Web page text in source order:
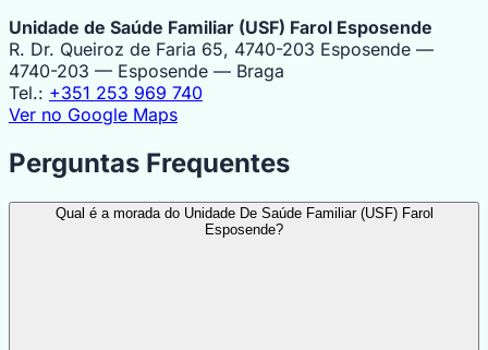
Unidade de Saúde Familiar (USF) Farol Esposende
R. Dr. Queiroz de Faria 65, 4740-203 Esposende —
4740-203 — Esposende — Braga
Tel.: +351 253 969 740
Ver no Google Maps
Perguntas Frequentes
Qual é a morada do Unidade De Saúde Familiar (USF) Farol
Esposende?